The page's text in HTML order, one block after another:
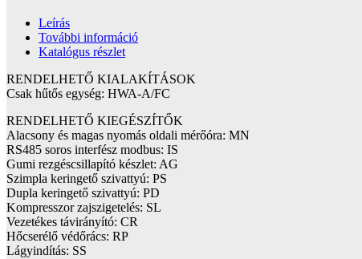
Leírás
További információ
Katalógus részlet
RENDELHETŐ KIALAKÍTÁSOK
Csak hűtős egység: HWA-A/FC
RENDELHETŐ KIEGÉSZÍTŐK
Alacsony és magas nyomás oldali mérőóra: MN
RS485 soros interfész modbus: IS
Gumi rezgéscsillapító készlet: AG
Szimpla keringető szivattyú: PS
Dupla keringető szivattyú: PD
Kompresszor zajszigetelés: SL
Vezetékes távirányító: CR
Hőcserélő védőrács: RP
Lágyindítás: SS